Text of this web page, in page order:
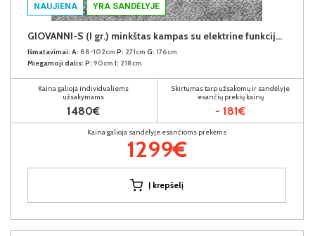
NAUJIENA YRA SANDĖLYJE
GIOVANNI-S (I gr.) minkštas kampas su elektrine funkcija (Aphrodite-21) K
Išmatavimai: A: 88-102cm P: 271cm G: 176cm
Miegamoji dalis: P: 90cm I: 218cm
Kaina galioja individualiems
užsakymams
1480€
Skirtumas tarp užsakomų ir sandėlyje
esančių prekių kainų
- 181€
Kaina galioja sandėlyje esančioms prekėms
1299€
Į krepšelį